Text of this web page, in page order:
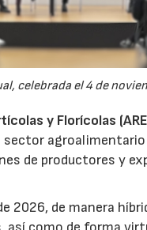
celebrada el 4 de
y Florícolas
agroalimentario
de productores y
2026, de manera